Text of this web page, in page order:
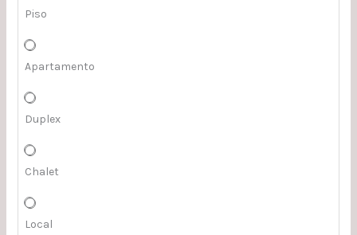
Piso
Apartamento
Duplex
Chalet
Local